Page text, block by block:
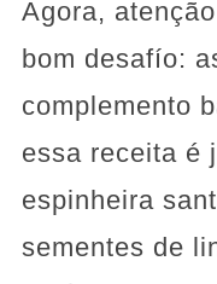
Agora,
bom desafío:
complemento
essa receita é
espinheira
sementes de